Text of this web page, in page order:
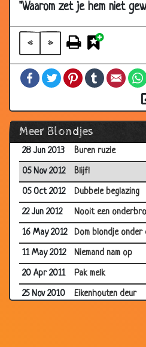
"Waarom zet je hem niet
« »
FacebookTwitterPinterestTumblr
Meer Blondjes
17 May 2014
Het is deze koe
17 Apr 2014
Blondje in de
Moedertaal
03 Mar 2014
Brief gepost
19 Feb 2014
Het leven
15 Oct 2013
Afslanken
11 Sep 2013
May day!
28 Jun 2013
Buren ruzie
05 Nov 2012
Blijf!
05 Oct 2012
Dubbele beglazing
22 Jun 2012
Nooit een
16 May 2012
Dom blondje onder
11 May 2012
Niemand nam op
20 Apr 2011
Pak melk
25 Nov 2010
Eikenhouten deur